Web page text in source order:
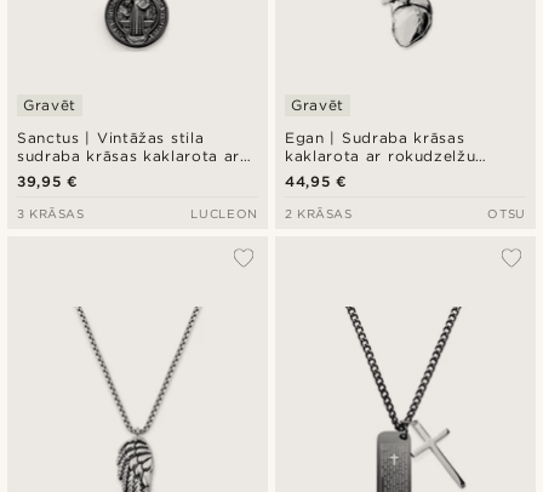
Sanctus | Vintāžas stila
sudraba krāsas kaklarota ar
Svētā Benedikta medaljonu
Gravēt
39,95 €
3 KRĀSAS LUCLEON
Egan | Sudraba krāsas
kaklarota ar rokudzelžu
formas piekariņu
Gravēt
44,95 €
2 KRĀSAS OTSU